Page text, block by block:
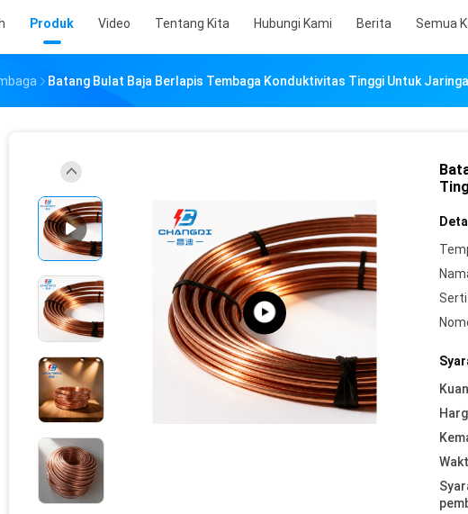
Produk Video Tentang Kita Hubungi Kami Berita Semua
Batang Bulat Baja Berlapis Tembaga Konduktivitas Tinggi Untuk